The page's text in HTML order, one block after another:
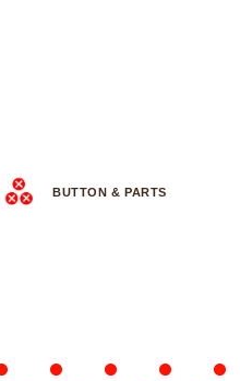
BUTTON & PARTS